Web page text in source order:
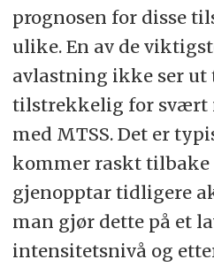
prognosen for disse
ulike. En av de
avlastning ikke ser
tilstrekkelig for svært
med MTSS. Det er
kommer raskt tilbake
gjenopptar tidligere
man gjør dette på et
intensitetsnivå og